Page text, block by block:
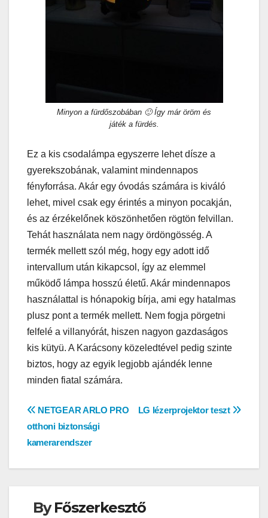
Minyon a fürdőszobában 🙂 Így már öröm és
játék a fürdés.
Ez a kis csodalámpa egyszerre lehet dísze a
gyerekszobának, valamint mindennapos
fényforrása. Akár egy óvodás számára is kiváló
lehet, mivel csak egy érintés a minyon pocakján,
és az érzékelőnek köszönhetően rögtön felvillan.
Tehát használata nem nagy ördöngösség. A
termék mellett szól még, hogy egy adott idő
intervallum után kikapcsol, így az elemmel
működő lámpa hosszú életű. Akár mindennapos
használattal is hónapokig bírja, ami egy hatalmas
plusz pont a termék mellett. Nem fogja pörgetni
felfelé a villanyórát, hiszen nagyon gazdaságos
kis kütyü. A Karácsony közeledtével pedig szinte
biztos, hogy az egyik legjobb ajándék lenne
minden fiatal számára.
Bejegyzés
navigáció
LG lézerprojektor teszt
NETGEAR ARLO PRO
otthoni biztonsági
kamerarendszer
ByFőszerkesztő